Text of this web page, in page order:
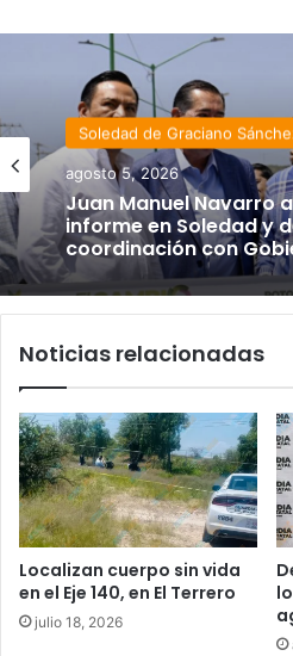
Soledad de Graciano
agosto 5, 2026
Juan Manuel Navarro
informe en Soledad y
coordinación con
Noticias relacionadas
Localizan cuerpo sin vida
en el Eje 140, en El Terrero
julio 18, 2026